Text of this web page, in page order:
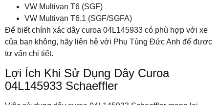
VW Multivan T6 (SGF)
VW Multivan T6.1 (SGF/SGFA)
Để biết chính xác dây curoa 04L145933 có phù hợp với xe
của bạn không, hãy liên hệ với Phụ Tùng Đức Anh để được
tư vấn chi tiết.
Lợi Ích Khi Sử Dụng Dây Curoa
04L145933 Schaeffler